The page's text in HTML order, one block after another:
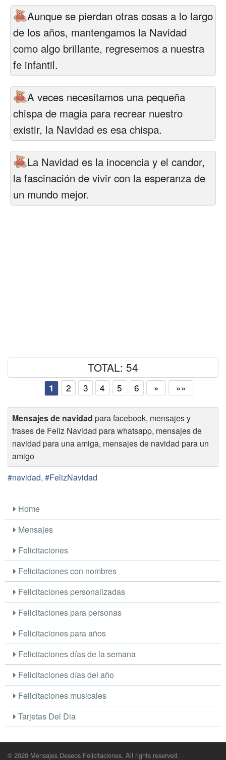
Aunque se pierdan otras cosas a lo largo
de los años, mantengamos la Navidad
como algo brillante, regresemos a nuestra
fe infantil.
A veces necesitamos una pequeña
chispa de magia para recrear nuestro
existir, la Navidad es esa chispa.
La Navidad es la inocencia y el candor,
la fascinación de vivir con la esperanza de
un mundo mejor.
TOTAL: 54
1 2 3 4 5 6 » »»
Mensajes de navidad para facebook, mensajes y
frases de Feliz Navidad para whatsapp, mensajes de
navidad para una amiga, mensajes de navidad para un
amigo
#navidad, #FelizNavidad
Home
Mensajes
Felicitaciones
Felicitaciones con nombres
Felicitaciones personalizadas
Felicitaciones para personas
Felicitaciones para años
Felicitaciones días de la semana
Felicitaciones días del año
Felicitaciones musicales
Tarjetas Del Dia
© 2020 Mensajes Deseos Felicitaciones. All rights reserved.